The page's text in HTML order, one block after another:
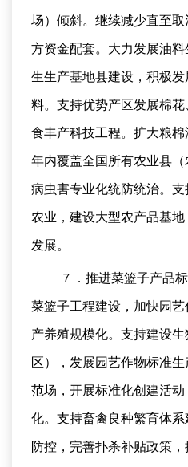
场）倾斜。继续减少直至
方资金配套。大力发展油
生生产基地县建设，积极
料。支持优势产区发展棉
食丰产科技工程。扩大粮棉
年内覆盖全国所有农业县
病虫害专业化统防统治。
农业，建设大型农产品基
发展。
７．推进菜篮子产品
菜篮子工程建设，加快园
产养殖规模化。支持建设
区），发展园艺作物标准
范场，开展标准化创建活
化。支持畜禽良种繁育体
防控，完善扑杀补贴政策，